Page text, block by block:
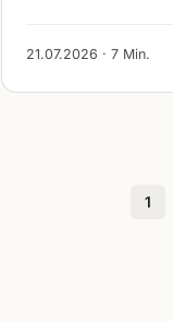
21.07.2026 · 7 Min.
1